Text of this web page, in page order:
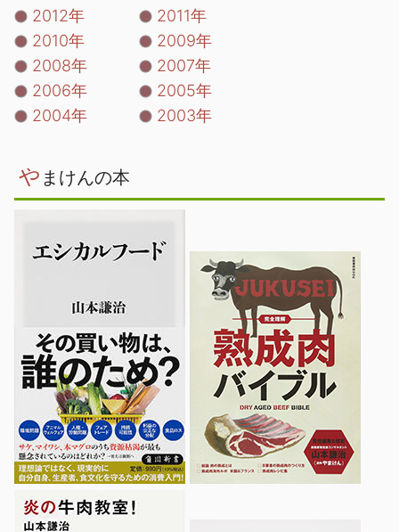
2012年
2011年
2010年
2009年
2008年
2007年
2006年
2005年
2004年
2003年
や まけんの本